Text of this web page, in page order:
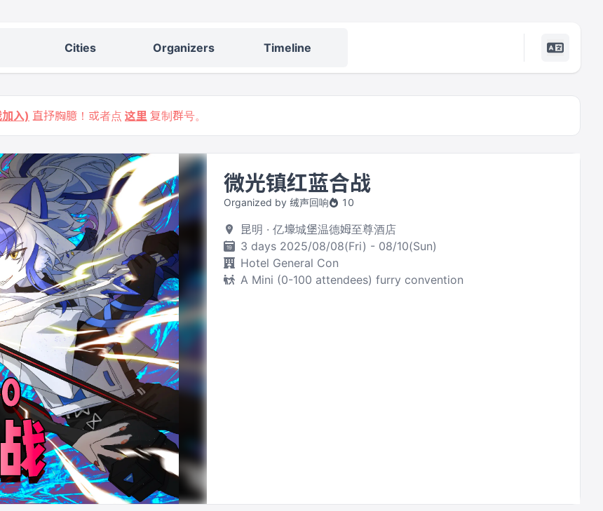
Cities Organizers Timeline
入) 直抒胸臆！或者点 这里 复制群号。
微光镇红蓝合战
Organized by 绒声回响 10
昆明 · 亿壕城堡温德姆至尊酒店
3 days 2025/08/08(Fri) - 08/10(Sun)
Hotel General Con
A Mini (0-100 attendees) furry convention